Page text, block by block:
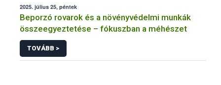
2025. július 25, péntek
Beporzó rovarok és a növényvédelmi munkák
összeegyeztetése – fókuszban a méhészet
TOVÁBB >